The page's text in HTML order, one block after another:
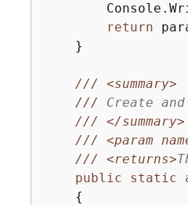
return
    }
///
<summary>
/// Create
///
</summary>
///
<param
///
<returns>
public
static
{